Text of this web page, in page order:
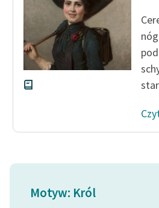
uczennic i uczniów z
niepełnosprawnościami
E-kolekcja lektur
szkolnych i literatury do
uczniów z
Feministyczne inspiracje.
Ręce pełne poezji
Motyw: Król